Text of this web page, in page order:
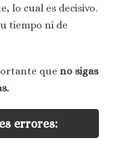
lo cual es decisivo.
tiempo ni de
que no sigas
errores: